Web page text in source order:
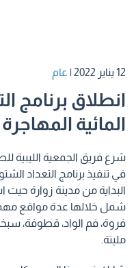
12 يناير 2022 | عام
انطلاق برنامج
المائية المهاجرة
في تنفيذ برنامج التعداد
البداية من مدينة زوارة حيث
شمل خلالها عدة مواقع
فروة، فم الواد، قطوفة،
مليتة.